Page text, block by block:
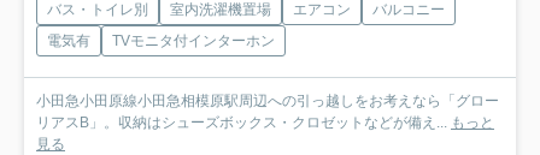
バス・トイレ別 室内洗濯機置場 エアコン
バルコニー
電気有
TVモニタ付インターホン
小田急小田原線小田急相模原駅周辺への引っ越しをお考えなら「グロー
リアスB」。収納はシューズボックス・クロゼットなどが備え... もっと
見る